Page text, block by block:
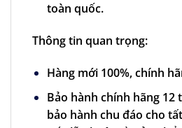
toàn quốc.
Thông tin quan trọng:
Hàng mới 100%, chính
Bảo hành chính hãng 12
bảo hành chu đáo cho